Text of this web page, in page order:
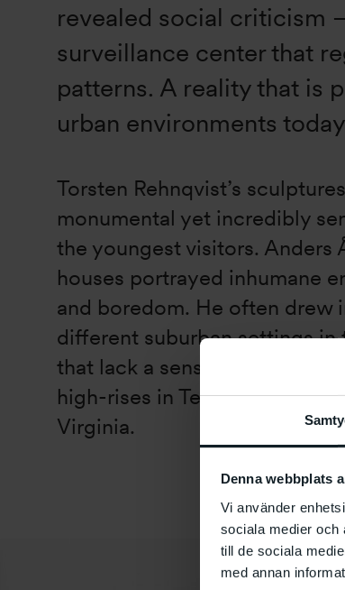
Denna webbplats
Vi använder
sociala medier och
till de sociala
med annan
revealed social criticism
surveillance center that
patterns. A reality that is
urban environments
Torsten Rehnqvist’s
monumental yet incredibly
the youngest visitors. Anders
houses portrayed inhumane
and boredom. He often drew
different suburban settings
that lack a sense of hope for
high-rises in Tensta to the
Virginia.